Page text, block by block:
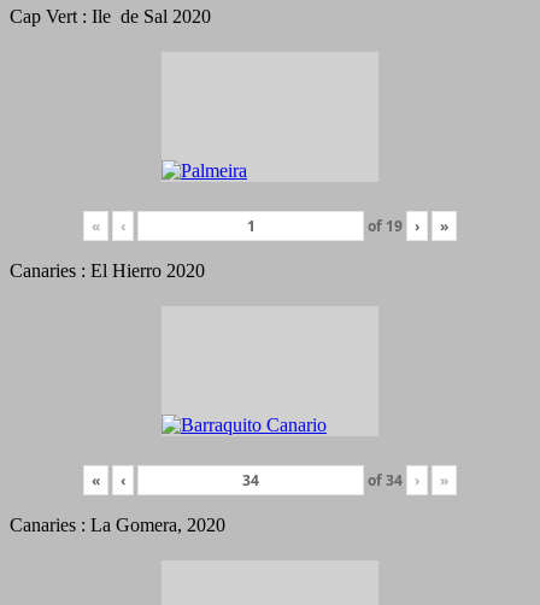
Cap Vert : Ile de Sal 2020
« ‹ of 19 › »
Canaries : El Hierro 2020
« ‹ of34 › »
Canaries : La Gomera, 2020